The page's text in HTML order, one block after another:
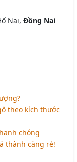
Nai,Đồng Nai
theo kích thước
chóng
thành càng rẻ!